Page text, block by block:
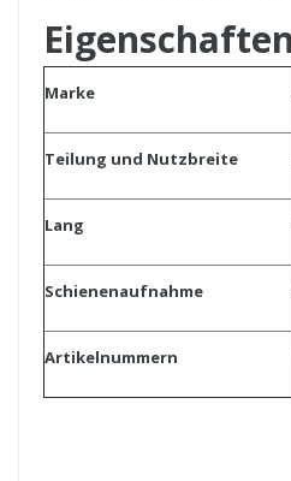
Eigenschaften
Marke
Teilung und Nutzbreite
Lang
Schienenaufnahme
Artikelnummern